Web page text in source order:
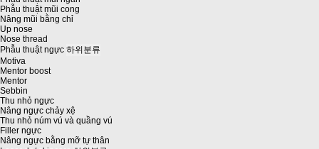
Phẫu thuật mũi cong
Nâng mũi bằng chỉ
Up nose
Nose thread
Phẫu thuật ngực 하위분류
Motiva
Mentor boost
Mentor
Sebbin
Thu nhỏ ngực
Nâng ngực chảy xệ
Thu nhỏ núm vú và quầng vú
Filler ngực
Nâng ngực bằng mỡ tự thân